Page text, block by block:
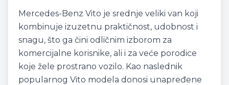
Mercedes-Benz Vito je srednje veliki van koji
kombinuje izuzetnu praktičnost, udobnost i
snagu, što ga čini odličnim izborom za
komercijalne korisnike, ali i za veće porodice
koje žele prostrano vozilo. Kao naslednik
popularnog Vito modela donosi unapređene